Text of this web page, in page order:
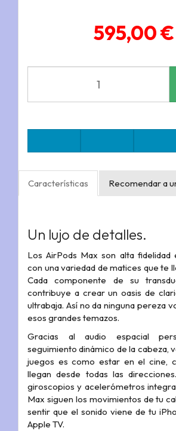
595,00 €
Características Recomendar a
Un lujo de detalles.
Los AirPods Max son alta fidelidad
con una variedad de matices que te
Cada componente de su
contribuye a crear un oasis de
ultrabaja. Así no da ninguna pereza
esos grandes temazos.
Gracias al audio espacial
seguimiento dinámico de la cabeza,
juegos es como estar en el cine,
llegan desde todas las
giroscopios y acelerómetros
Max siguen los movimientos de tu
sentir que el sonido viene de tu
Apple TV.